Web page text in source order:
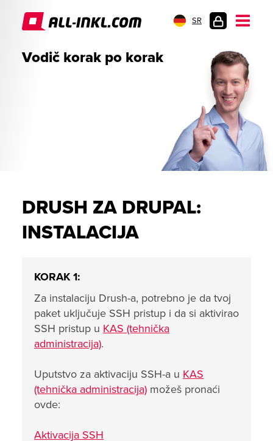
SR
Vodič korak po korak
DRUSH ZA DRUPAL:
INSTALACIJA
KORAK 1:
Za instalaciju Drush-a, potrebno je da tvoj
paket uključuje SSH pristup i da si aktivirao
SSH pristup u KAS (tehnička
administracija).
Uputstvo za aktivaciju SSH-a u KAS
(tehnička administracija) možeš pronaći
ovde:
Aktivacija SSH